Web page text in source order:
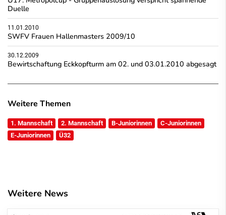
Duelle
11.01.2010
SWFV Frauen Hallenmasters 2009/10
30.12.2009
Bewirtschaftung Eckkopfturm am 02. und 03.01.2010 abgesagt
Weitere Themen
1. Mannschaft 2. Mannschaft B-Juniorinnen
C-Juniorinnen
E-Juniorinnen
Ü32
Weitere News